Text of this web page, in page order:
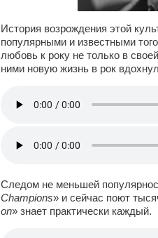
История возрождения этой
популярными и известными
любовь к року не только в
ними новую жизнь в рок
Следом не меньшей
Champions» и сейчас поют
on» знает практически каждый.